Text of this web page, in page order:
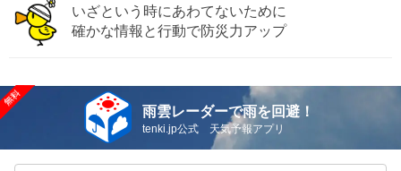
いざという時にあわてないために
確かな情報と行動で防災力アップ
雨雲レーダーで雨を回避！
tenki.jp公式 天気予報アプリ